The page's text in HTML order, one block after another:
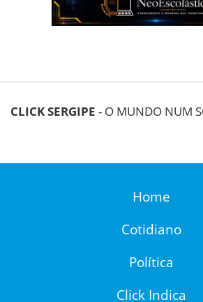
CLICK SERGIPE - O MUNDO NUM
Home
Cotidiano
Política
Click Indica